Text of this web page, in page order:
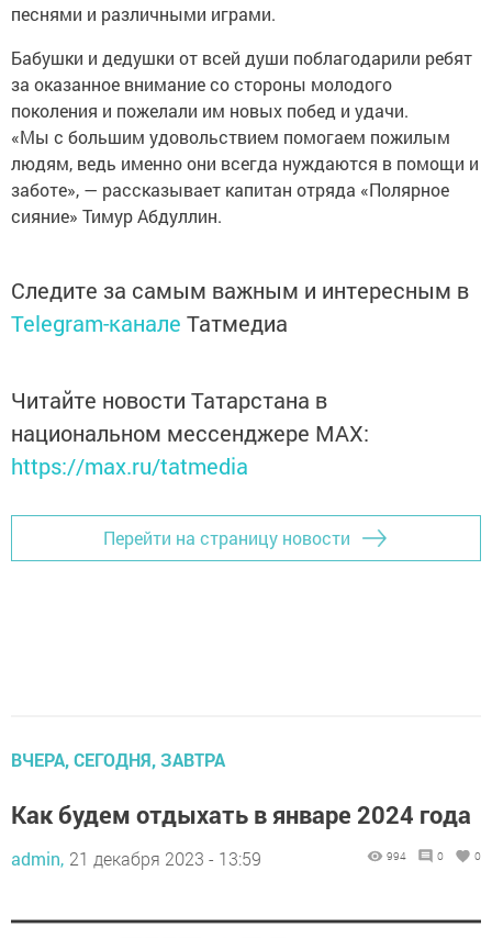
песнями и различными играми.
Бабушки и дедушки от всей души поблагодарили ребят
за оказанное внимание со стороны молодого
поколения и пожелали им новых побед и удачи.
«Мы с большим удовольствием помогаем пожилым
людям, ведь именно они всегда нуждаются в помощи и
заботе», — рассказывает капитан отряда «Полярное
сияние» Тимур Абдуллин.
Следите за самым важным и интересным в
Telegram-канале Татмедиа
Читайте новости Татарстана в
национальном мессенджере MАХ:
https://max.ru/tatmedia
Перейти на страницу новости
ВЧЕРА, СЕГОДНЯ, ЗАВТРА
Как будем отдыхать в январе 2024 года
admin, 21 декабря 2023 - 13:59 994 0 0